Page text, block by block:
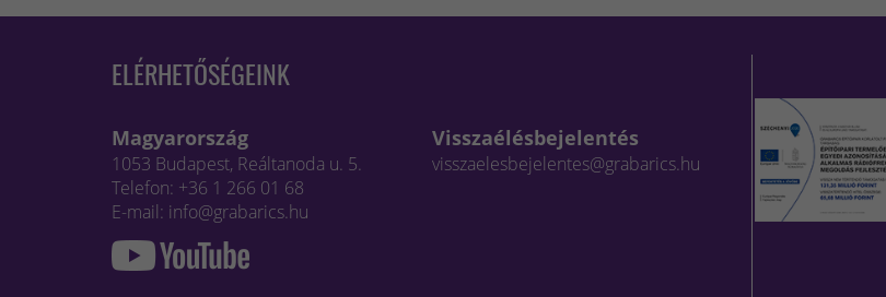
ELÉRHETŐSÉGEINK
Magyarország
1053 Budapest, Reáltanoda u. 5.
Telefon: +36 1 266 01 68
E-mail: info@grabarics.hu
Visszaélésbejelentés
visszaelesbejelentes@grabarics.hu